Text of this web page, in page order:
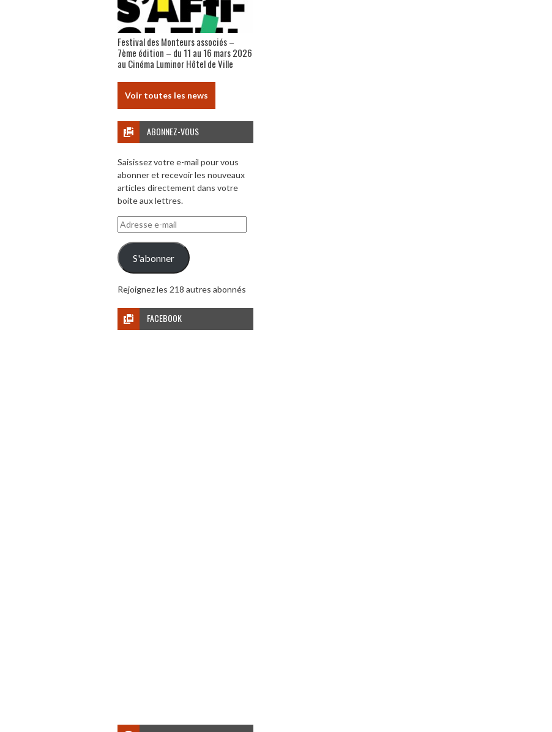
Festival des Monteurs associés –
7ème édition – du 11 au 16 mars 2026
au Cinéma Luminor Hôtel de Ville
Voir toutes les news
ABONNEZ-VOUS
Saisissez votre e-mail pour vous
abonner et recevoir les nouveaux
articles directement dans votre
boite aux lettres.
Adresse
e-
mail
S'abonner
Rejoignez les 218 autres abonnés
FACEBOOK